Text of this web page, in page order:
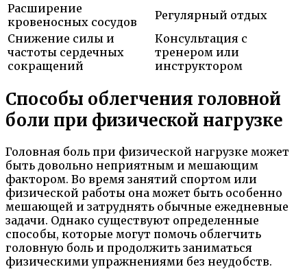
Расширение
кровеносных сосудов
Регулярный отдых
Снижение силы и
частоты сердечных
сокращений
Консультация с
тренером или
инструктором
Способы облегчения головной
боли при физической нагрузке
Головная боль при физической нагрузке может
быть довольно неприятным и мешающим
фактором. Во время занятий спортом или
физической работы она может быть особенно
мешающей и затруднять обычные ежедневные
задачи. Однако существуют определенные
способы, которые могут помочь облегчить
головную боль и продолжить заниматься
физическими упражнениями без неудобств.